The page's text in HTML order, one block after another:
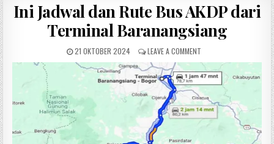
Ini Jadwal dan Rute Bus AKDP dari
Terminal Baranangsiang
21 OKTOBER 2024 LEAVE A COMMENT